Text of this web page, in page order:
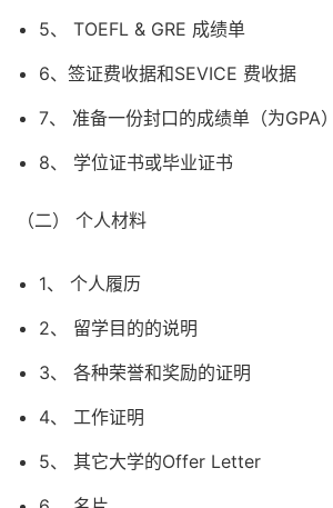
5、 TOEFL & GRE 成绩单
6、签证费收据和SEVICE 费收据
7、 准备一份封口的成绩单（为GPA
8、 学位证书或毕业证书
（二） 个人材料
1、 个人履历
2、 留学目的的说明
3、 各种荣誉和奖励的证明
4、 工作证明
5、 其它大学的Offer Letter